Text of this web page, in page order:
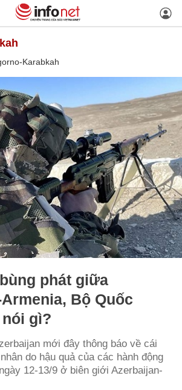
Karabkah
phát giữa
Bộ Quốc
gì?
mới đây thông báo về cái
do hậu quả của các hành động
12-13/9 ở biên giới Azerbaijan-